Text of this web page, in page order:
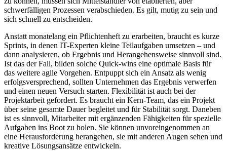
schwerfälligen Prozessen verabschieden. Es gilt, mutig zu sein und
sich schnell zu entscheiden.
Anstatt monatelang ein Pflichtenheft zu erarbeiten, braucht es kurze
Sprints, in denen IT-Experten kleine Teilaufgaben umsetzen – und
dann analysieren, ob Ergebnis und Herangehensweise sinnvoll sind.
Ist das der Fall, bilden solche Quick-wins eine optimale Basis für
das weitere agile Vorgehen. Entpuppt sich ein Ansatz als wenig
erfolgsversprechend, sollten Unternehmen das Ergebnis verwerfen
und einen neuen Versuch starten. Flexibilität ist auch bei der
Projektarbeit gefordert. Es braucht ein Kern-Team, das ein Projekt
über seine gesamte Dauer begleitet und für Stabilität sorgt. Daneben
ist es sinnvoll, Mitarbeiter mit ergänzenden Fähigkeiten für spezielle
Aufgaben ins Boot zu holen. Sie können unvoreingenommen an
eine Herausforderung herangehen, sie mit anderen Augen sehen und
kreative Lösungsansätze entwickeln.